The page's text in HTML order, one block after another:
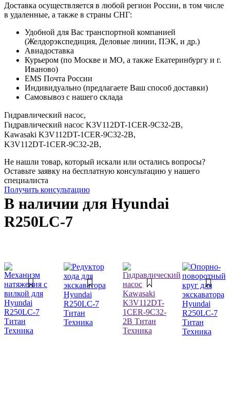
Доставка осуществляется в любой регион России, в том числе
в удаленные, а также в страны СНГ:
Удобной для Вас транспортной компанией
(Желдорэкспедиция, Деловые линии, ПЭК, и др.)
Авиадоставка
Курьером (по Москве и МО, а также Екатеринбургу и г.
Иваново)
EMS Почта России
Индивидуально (предлагаете Ваш способ доставки)
Самовывоз с нашего склада
Гидравлический насос,
Гидравлический насос K3V112DT-1CER-9C32-2B,
Kawasaki K3V112DT-1CER-9C32-2B,
K3V112DT-1CER-9C32-2B,
Не нашли товар, который искали или остались вопросы?
Оставьте заявку на бесплатную консультацию у нашего
специалиста
Получить консультацию
В наличии для Hyundai
R250LC-7